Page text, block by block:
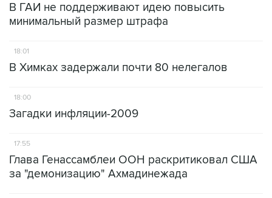
В ГАИ не поддерживают идею повысить
минимальный размер штрафа
18:01
В Химках задержали почти 80 нелегалов
18:00
Загадки инфляции-2009
17:55
Глава Генассамблеи ООН раскритиковал США
за "демонизацию" Ахмадинежада